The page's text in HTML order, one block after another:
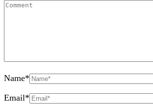
Name*
Email*